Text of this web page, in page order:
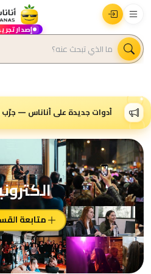
إصدار
أدوات جديدة على أناناس — جرّب
متابعة